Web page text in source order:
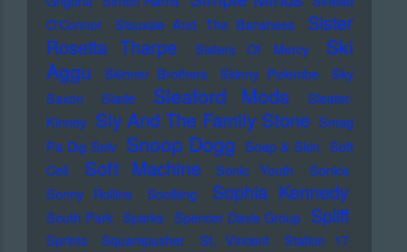
O'Connor
Siouxsie And The Banshees
Sister
Rosetta Tharpe
Sisters Of Mercy
Ski
Aggu
Skinner Brothers Skinny Pelembe
Sky
Saxon
Slade Sleaford Mods
Sleater-
Kinney Sly And The Family Stone Smag
Pa Dig Selv Snoop Dogg Soap & Skin Soft
Cell
Soft Machine Sonic Youth
Sonics
Sonny Rollins
Soolking Sophia Kennedy
South Park Sparks Spencer Davis Group Spliff
Sprints Squarepusher St. Vincent
Station 17